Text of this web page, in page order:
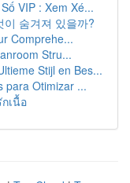
VIP : Xem Xé...
숨겨져 있을까?
Comprehe...
Stru...
Stijl en Bes...
para Otimizar ...
เนื้อ